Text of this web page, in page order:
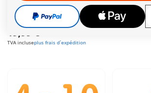
Livraison gratuite à partir de 40 €
19,99 €
TVA incluseplus frais d´expédition